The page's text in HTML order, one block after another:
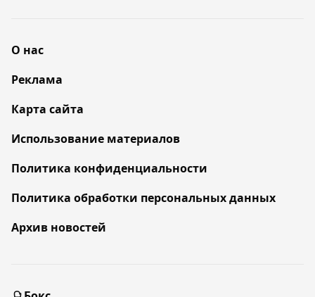
О нас
Реклама
Карта сайта
Использование материалов
Политика конфиденциальности
Политика обработки персональных данных
Архив новостей